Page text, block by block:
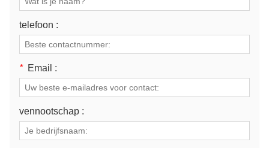
telefoon :
* Email :
vennootschap :